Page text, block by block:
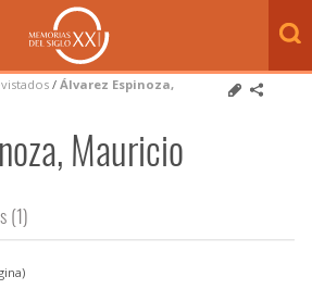
/ Álvarez Espinoza,
Mauricio
(1)